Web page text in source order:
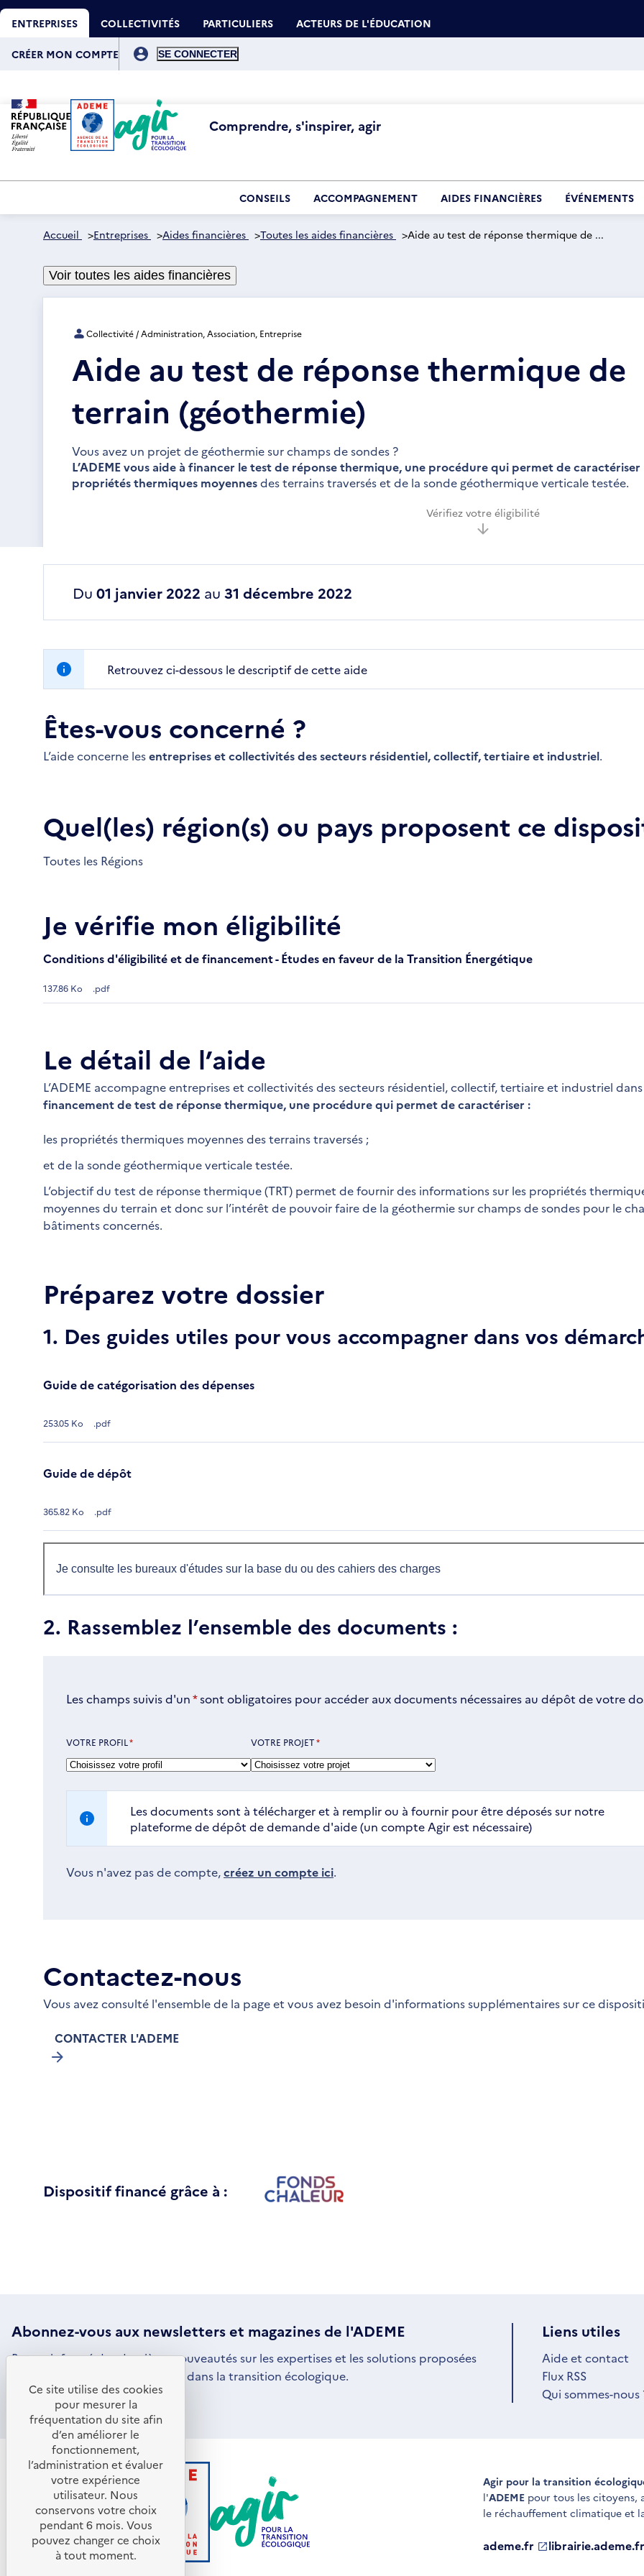
Aller
au
contenu
ENTREPRISES COLLECTIVITÉS PARTICULIERS ACTEURS DE L'ÉDUCATION
compte
CRÉER MON COMPTE
Comprendre, s'inspirer, agir
CONSEILS ACCOMPAGNEMENT AIDES FINANCIÈRES ÉVÉNEMENTS
Accueil >Entreprises >Aides financières >Toutes les aides financières >Aide au test de réponse thermique de ...
Voir toutes les aides financières
Collectivité / Administration, Association, Entreprise
Aide au test de réponse thermique de
terrain (géothermie)
Vous avez un projet de géothermie sur champs de sondes ?
L’ADEME vous aide à financer le test de réponse thermique, une procédure qui permet de caractériser
propriétés thermiques moyennesdes terrains traversés et de la sonde géothermique verticale testée.
Vérifiez votre éligibilité
Du 01 janvier 2022 au 31 décembre 2022
Retrouvez ci-dessous le descriptif de cette aide
Êtes-vous concerné ?
L’aide concerne lesentreprises et collectivités des secteurs résidentiel, collectif, tertiaire et industriel.
Quel(les) région(s) ou pays proposent ce
Toutes les Régions
Je vérifie mon éligibilité
Conditions d'éligibilité et de financement - Études en faveur de la Transition Énergétique
137.86 Ko .pdf
Le détail de l’aide
L’ADEME accompagne entreprises et collectivités des secteurs résidentiel, collectif, tertiaire et industriel
financement de test de réponse thermique, une procédure qui permet de caractériser :
les propriétés thermiques moyennes des terrains traversés ;
et de la sonde géothermique verticale testée.
L’objectif du test de réponse thermique (TRT) permet de fournir des informations sur les propriétés
moyennes du terrain et donc sur l’intérêt de pouvoir faire de la géothermie sur champs de sondes pour le
bâtiments concernés.
Préparez votre dossier
1. Des guides utiles pour vous accompagner dans vos
Guide de catégorisation des dépenses
253.05 Ko .pdf
Guide de dépôt
365.82 Ko .pdf
Je consulte les bureaux d'études sur la base du ou des cahiers des charges
2. Rassemblez l’ensemble des documents :
Les champs suivis d'un*sont obligatoires pour accéder aux documents nécessaires au dépôt de votre
VOTRE PROFIL * VOTRE PROJET*
Les documents sont à télécharger et à remplir ou à fournir pour être déposés sur notre
plateforme de dépôt de demande d'aide (un compte Agir est nécessaire)
Vous n'avez pas de compte,créez un compte ici.
Contactez-nous
Vous avez consulté l'ensemble de la page et vous avez besoin d'informations supplémentaires sur ce
CONTACTER L'ADEME
Dispositif financé grâce à :
Abonnez-vous aux newsletterset magazines de l'ADEME
Restez informé des dernières nouveautés sur les expertises et les solutions proposées
par l'ADEME pour vous engager dans la transition écologique.
S'ABONNER
S'OUVRE
DANS
UNE
NOUVELLE
FENÊTRE
Liens utiles
Aide et contact
Flux RSS
Qui sommes-nous
Agir pour la transition
l'ADEME pour tous les citoyens,
le réchauffement climatique et
ademe.fr
S'ouvre librairie.ademe.fr
S'ouvre
Ce site utilise des cookies
pour mesurer la
fréquentation du site afin
d’en améliorer le
fonctionnement,
l’administration et évaluer
votre expérience
utilisateur. Nous
conservons votre choix
pendant 6 mois. Vous
pouvez changer ce choix
à tout moment.